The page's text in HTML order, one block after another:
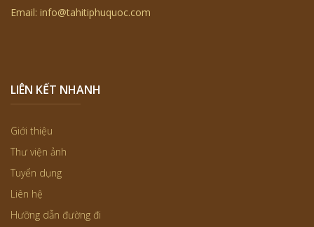
Email: info@tahitiphuquoc.com
LIÊN KẾT NHANH
Giới thiệu
Thư viện ảnh
Tuyển dụng
Liên hệ
Hưỡng dẫn đường đi